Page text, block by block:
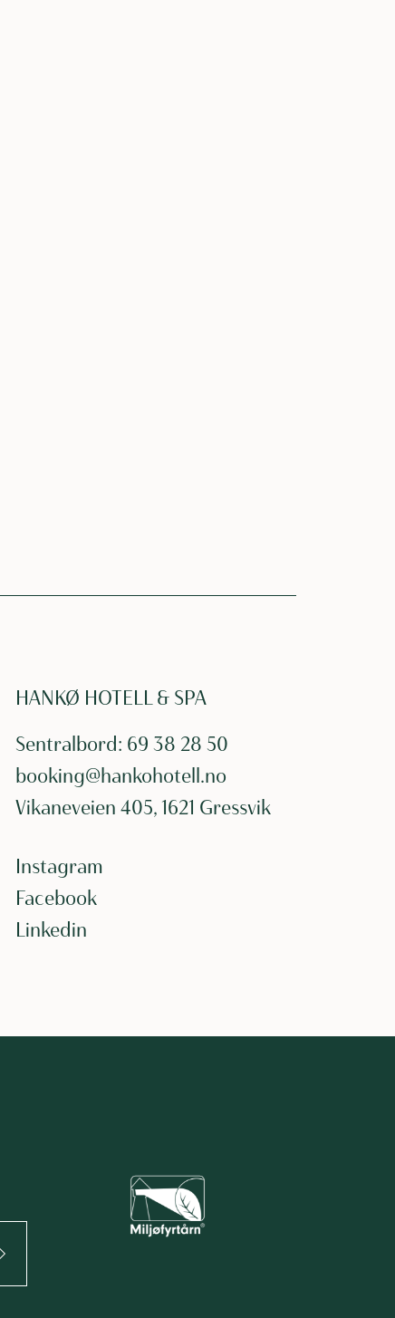
HANKØ HOTELL & SPA
Sentralbord: 69 38 28 50
booking@hankohotell.no
Vikaneveien 405, 1621 Gressvik
Instagram
Facebook
Linkedin